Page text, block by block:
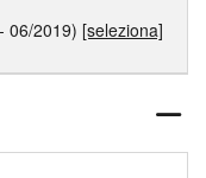
06/2019) [seleziona]